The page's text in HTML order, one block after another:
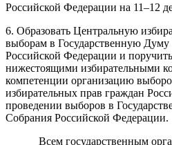
Российской Федерации на 11–12
6. Образовать Центральную
выборам в Государственную
Российской Федерации и
нижестоящими избирательными
компетенции организацию
избирательных прав граждан
проведении выборов в
Собрания Российской Федерации.
Всем государственным